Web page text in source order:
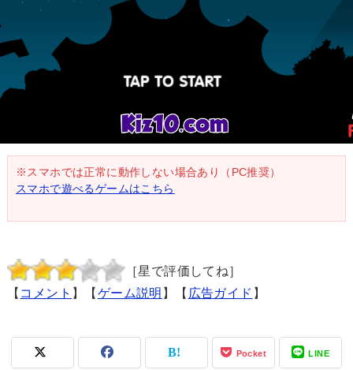
※スマホでは正常に動作しない場合あり（PC推奨）
スマホで遊べるゲームはこちら
［星で評価してね］
【 コメント 】【 ゲーム説明 】【 広告ガイド 】
Pocket LINE